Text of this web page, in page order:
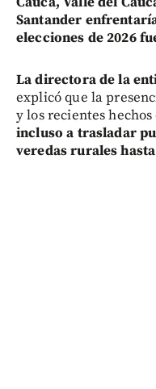
Santander
elecciones de 2026
La directora de la
explicó que la
y los recientes
incluso a trasladar
veredas rurales